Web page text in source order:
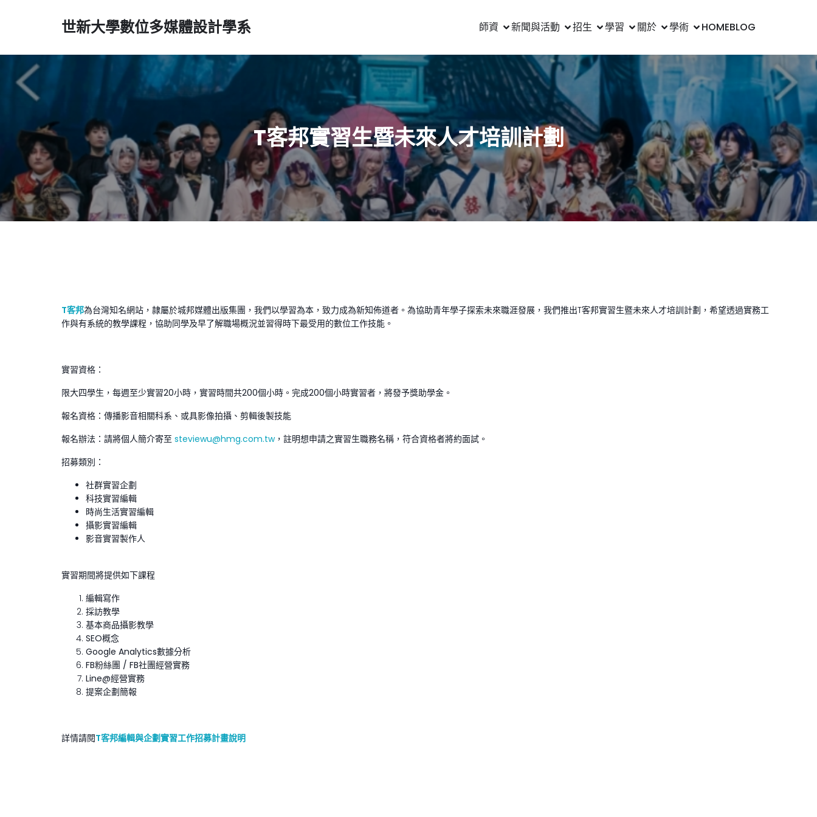
世新大學數位多媒體設計學系 師資 新聞與活動 招生 學習 關於 學術 HOMEBLOG
T客邦實習生暨未來人才培訓計劃
T客邦為台灣知名網站，隷屬於城邦媒體出版集團，我們以學習為本，致力成為新知佈道者。為協助青年學子探索未來職涯發展，我們推出T客邦實習生暨未來人才培訓計劃，希望透過實務工
作與有系統的教學課程，協助同學及早了解職場概況並習得時下最受用的數位工作技能。
實習資格：
限大四學生，每週至少實習20小時，實習時間共200個小時。完成200個小時實習者，將發予獎助學金。
報名資格：傳播影音相關科系、或具影像拍攝、剪輯後製技能
報名辦法：請將個人簡介寄至 steviewu@hmg.com.tw，註明想申請之實習生職務名稱，符合資格者將約面試。
招募類別：
社群實習企劃
科技實習編輯
時尚生活實習編輯
攝影實習編輯
影音實習製作人
實習期間將提供如下課程
編輯寫作
採訪教學
基本商品攝影教學
SEO概念
Google Analytics數據分析
FB粉絲團 / FB社團經營實務
Line@經營實務
提案企劃簡報
詳情請閱T客邦編輯與企劃實習工作招募計畫說明